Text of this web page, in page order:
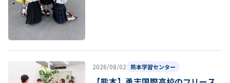
2026/08/02 熊本学習センター